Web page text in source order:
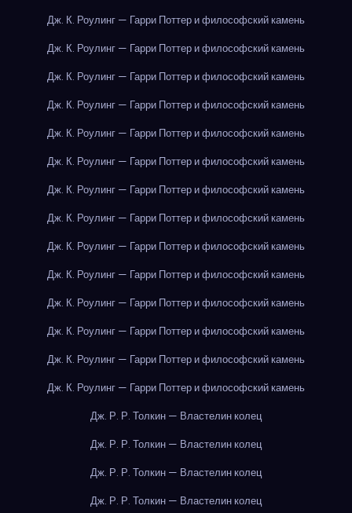
Дж. К. Роулинг — Гарри Поттер и философский камень
Дж. К. Роулинг — Гарри Поттер и философский камень
Дж. К. Роулинг — Гарри Поттер и философский камень
Дж. К. Роулинг — Гарри Поттер и философский камень
Дж. К. Роулинг — Гарри Поттер и философский камень
Дж. К. Роулинг — Гарри Поттер и философский камень
Дж. К. Роулинг — Гарри Поттер и философский камень
Дж. К. Роулинг — Гарри Поттер и философский камень
Дж. К. Роулинг — Гарри Поттер и философский камень
Дж. К. Роулинг — Гарри Поттер и философский камень
Дж. К. Роулинг — Гарри Поттер и философский камень
Дж. К. Роулинг — Гарри Поттер и философский камень
Дж. К. Роулинг — Гарри Поттер и философский камень
Дж. К. Роулинг — Гарри Поттер и философский камень
Дж. Р. Р. Толкин — Властелин колец
Дж. Р. Р. Толкин — Властелин колец
Дж. Р. Р. Толкин — Властелин колец
Дж. Р. Р. Толкин — Властелин колец